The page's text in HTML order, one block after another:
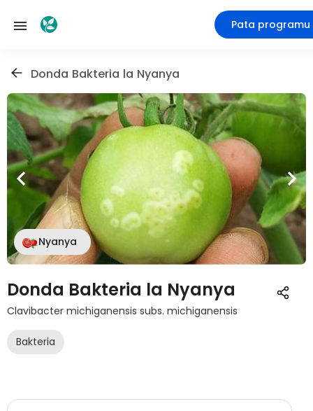
Pata programu
Donda Bakteria la Nyanya
Nyanya
Donda Bakteria la Nyanya
Clavibacter michiganensis subs. michiganensis
Bakteria